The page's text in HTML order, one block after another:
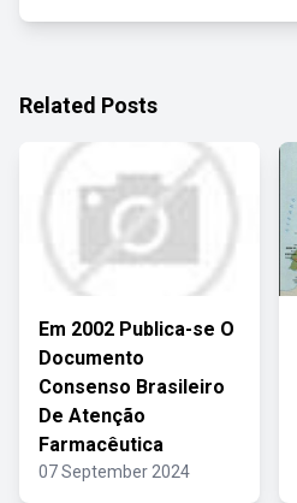
Related Posts
Em 2002 Publica-se O
Documento
Consenso Brasileiro
De Atenção
Farmacêutica
07 September 2024